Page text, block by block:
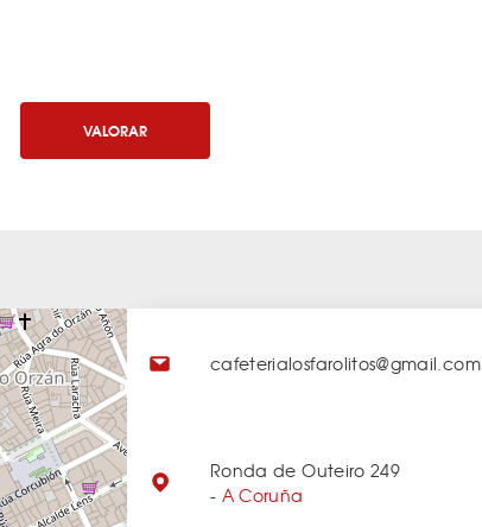
VALORAR
cafeterialosfarolitos@gmail.com
Ronda de Outeiro 249
- A Coruña